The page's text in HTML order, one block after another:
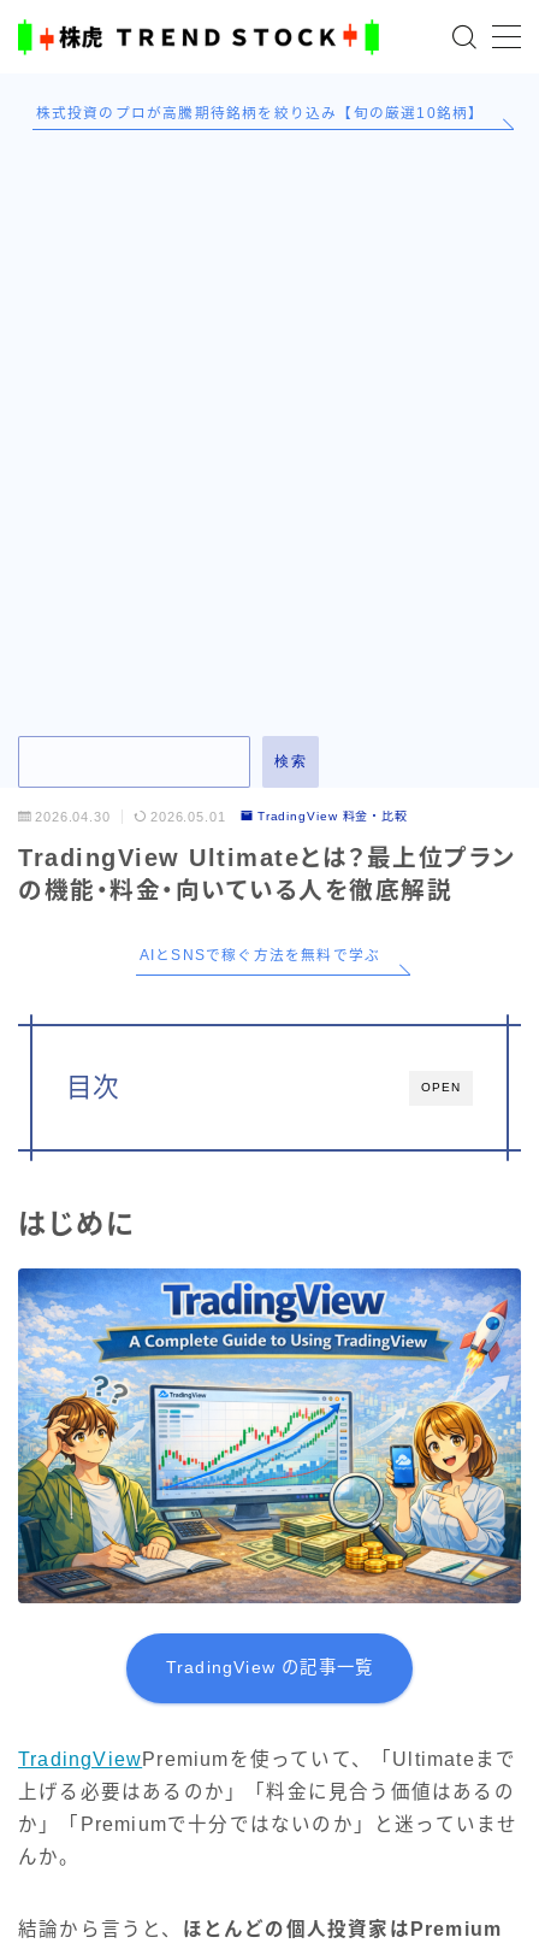
株式投資のプロが高騰期待銘柄を絞り込み【旬の厳選10銘柄】
検索
2026.04.30 2026.05.01 TradingView 料金・比較
TradingView Ultimateとは？最上位プラン
の機能・料金・向いている人を徹底解説
AIとSNSで稼ぐ方法を無料で学ぶ
OPEN
目次
はじめに
TradingView の記事一覧
TradingViewPremiumを使っていて、「Ultimateまで
上げる必要はあるのか」「料金に見合う価値はあるの
か」「Premiumで十分ではないのか」と迷っていませ
んか。
結論から言うと、 ほとんどの個人投資家はPremium